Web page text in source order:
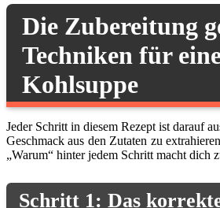
Die Zubereitung
Techniken für
Kohlsuppe
Jeder Schritt in diesem Rezept ist darauf
Geschmack aus den Zutaten zu
„Warum“ hinter jedem Schritt macht dich
Schritt 1: Das